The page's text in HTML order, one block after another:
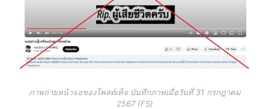
ภาพถ่ายหน้าจอของโพสต์เท็จ บันทึกภาพเมื่อวันที่ 31 กรกฎาคม
2567 (FS)